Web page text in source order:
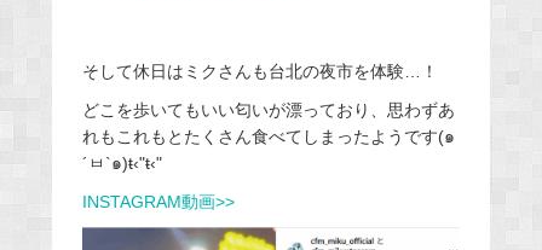
そして休日はミクさんも台北の夜市を体験…！
どこを歩いてもいい匂いが漂っており、思わずあ
れもこれもとたくさん食べてしまったようです(๑
´ㅂ`๑)ŧ‹"ŧ‹"
INSTAGRAM動画>>